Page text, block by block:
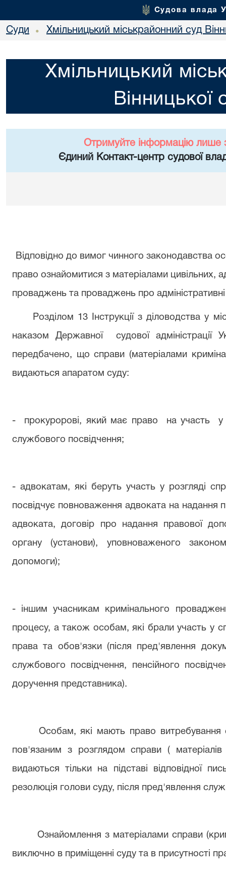
Судова влада
Суди • Хмільницький міськрайонний суд
Хмільницький
Вінницької
Отримуйте інформацію лише
Єдиний Контакт-центр судової
Відповідно до вимог чинного законодавства
право ознайомитися з матеріалами цивільних,
проваджень та проваджень про
Розділом 13 Інструкції з діловодства у
наказом Державної судової
передбачено, що справи (матеріалами
видаються апаратом суду:
- прокуророві, який має право на участь у
службового посвідчення;
- адвокатам, які беруть участь у розгляді
посвідчує повноваження адвоката на надання
адвоката,договір про надання правової
органу (установи), уповноваженого
допомоги);
- іншим учасникам кримінального
процесу, а також особам, які брали участь у
права та обов'язки (після пред'явлення
службового посвідчення, пенсійного
доручення представника).
Особам, які мають право
пов'язаним з розглядом справи (
видаються тільки на підставі відповідної
резолюція голови суду, після пред'явлення
Ознайомлення з матеріалами справи
виключно в приміщенні суду та в присутності